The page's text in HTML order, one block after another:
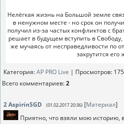
Нелёгкая жизнь на Большой земле
в ненужном месте - но срок он
получил из-за частых конфликтов с
решает в будущем вступить в
же мучаясь от несправедливости по
закрутится
Категория:AP PRO Live | Просмотров:
Всего комментариев:2
2AspirinSGD (01.02.2017 20:36) [Материал]
Приятно, что взяли мою историю,